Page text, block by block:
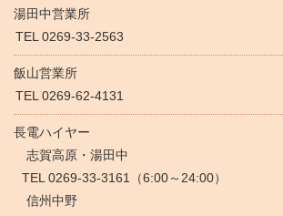
湯田中営業所
TEL 0269-33-2563
飯山営業所
TEL 0269-62-4131
長電ハイヤー
志賀高原・湯田中
TEL 0269-33-3161（6:00～24:00）
信州中野